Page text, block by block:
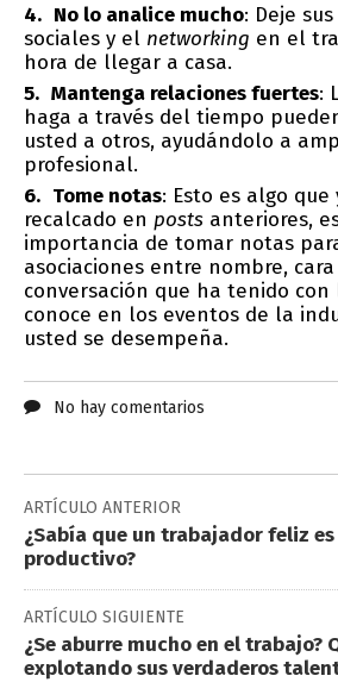
No lo analice mucho: Deje
sociales y el networking en el
hora de llegar a casa.
Mantenga relaciones fuertes:
haga a través del tiempo
usted a otros, ayudándolo a
profesional.
Tome notas: Esto es algo que
recalcado en posts anteriores,
importancia de tomar notas
asociaciones entre nombre,
conversación que ha tenido con
conoce en los eventos de la
usted se desempeña.
No hay comentarios
ARTÍCULO ANTERIOR
¿Sabía que un trabajador feliz
productivo?
ARTÍCULO SIGUIENTE
¿Se aburre mucho en el trabajo?
explotando sus verdaderos